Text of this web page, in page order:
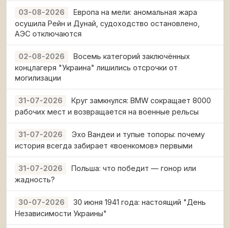
03-08-2026
Европа на мели: аномальная жара
осушила Рейн и Дунай, судоходство остановлено,
АЭС отключаются
02-08-2026
Восемь категорий заключённых
концлагеря "Украина" лишились отсрочки от
могилизации
31-07-2026
Круг замкнулся: BMW сокращает 8000
рабочих мест и возвращается на военные рельсы
31-07-2026
Эхо Вандеи и тупые топоры: почему
история всегда забирает «военкомов» первыми
31-07-2026
Польша: что победит — гонор или
жадность?
30-07-2026
30 июня 1941 года: настоящий "День
Независимости Украины"